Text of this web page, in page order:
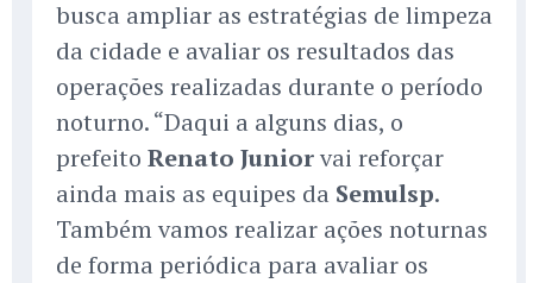
busca ampliar as estratégias de limpeza
da cidade e avaliar os resultados das
operações realizadas durante o período
noturno. “Daqui a alguns dias, o
prefeito Renato Juniorvai reforçar
ainda mais as equipes da Semulsp.
Também vamos realizar ações noturnas
de forma periódica para avaliar os